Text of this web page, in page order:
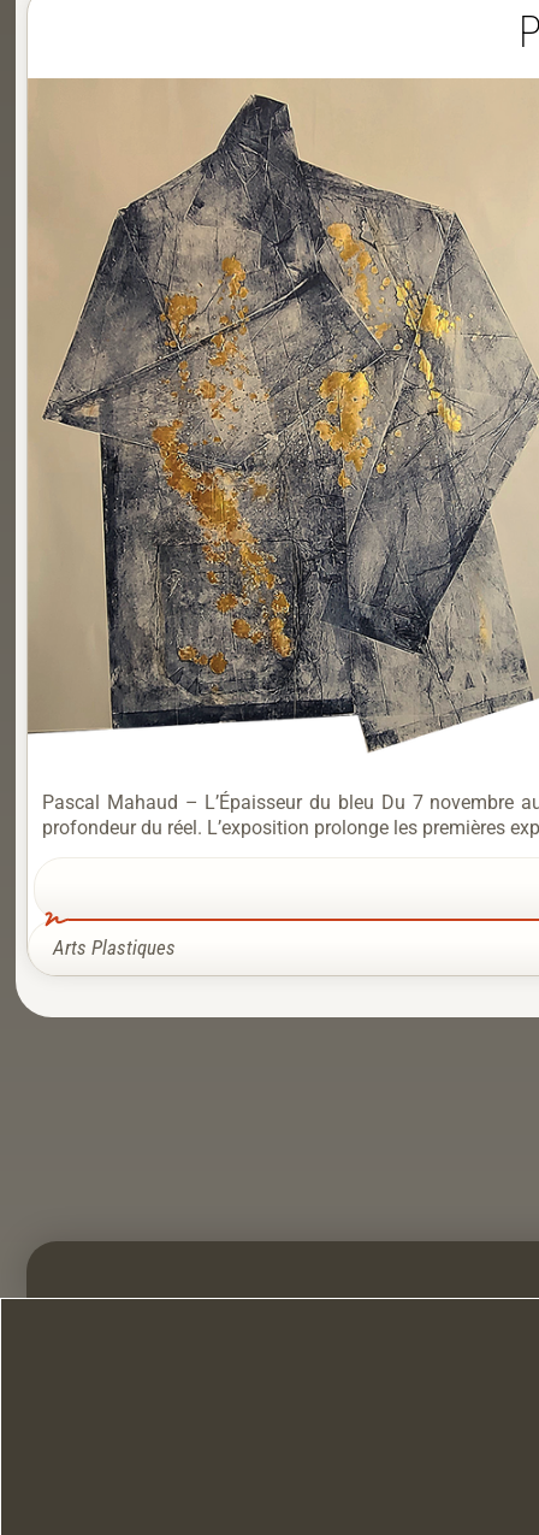
Pascal Mahaud – L’Épaisseur du bleu Du 7 novembre
profondeur du réel. L’exposition prolonge les premières
Arts Plastiques